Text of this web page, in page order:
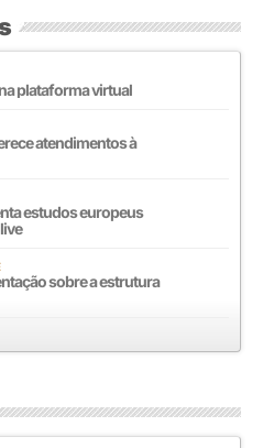
plataforma virtual
atendimentos à
estudos europeus
sobre a estrutura